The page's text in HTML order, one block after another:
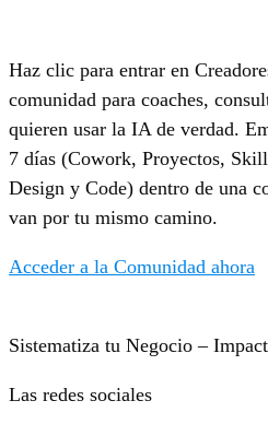
Haz clic para entrar en
comunidad para coaches,
quieren usar la IA de verdad.
7 días (Cowork, Proyectos,
Design y Code) dentro de una
van por tu mismo camino.
Acceder a la Comunidad ahora
Sistematiza tu Negocio –
Las redes sociales